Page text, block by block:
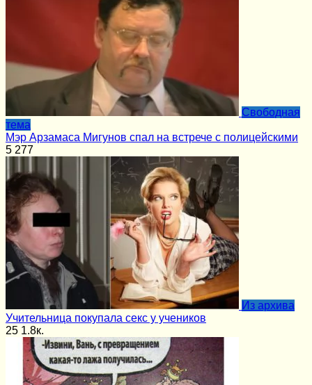
Cвободная
тема
Мэр Арзамаса Мигунов спал на встрече с полицейскими
5 277
Из архива
Учительница покупала секс у учеников
25 1.8к.